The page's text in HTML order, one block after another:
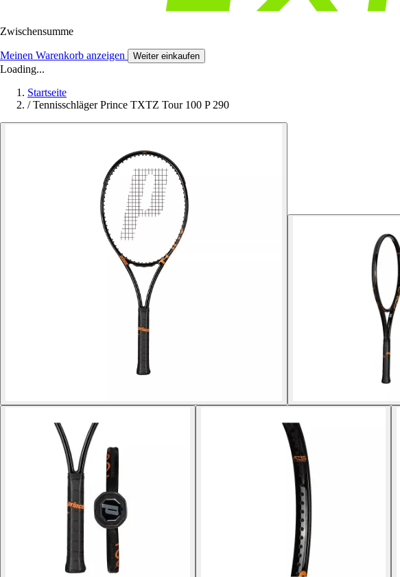
Zwischensumme
Meinen Warenkorb anzeigen Weiter einkaufen
Loading...
Startseite
/ Tennisschläger Prince TXTZ Tour 100 P 290